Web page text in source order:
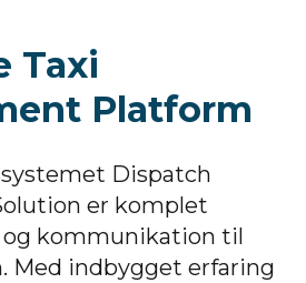
Taxi
Platform
Dispatch
er komplet
kommunikation til
Med indbygget erfaring